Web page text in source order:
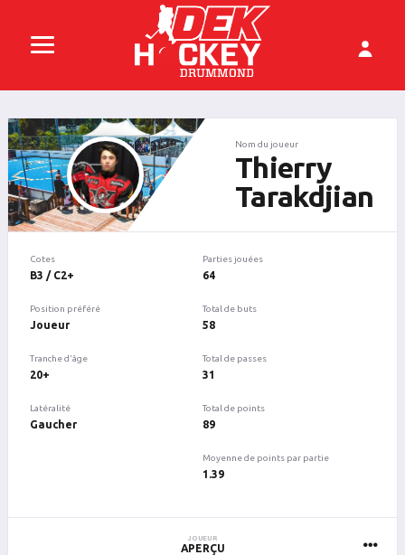
Nom du joueur
Thierry
Tarakdjian
Cotes
B3 / C2+
Position préféré
Joueur
Tranche d'âge
20+
Latéralité
Gaucher
Parties jouées
64
Total de buts
58
Total de passes
31
Total de points
89
Moyenne de points par partie
1.39
JOUEUR
APERÇU